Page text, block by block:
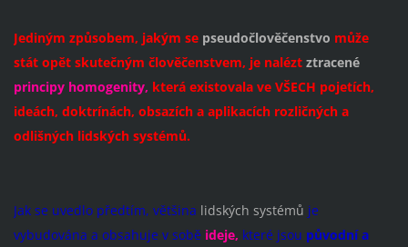
Jediným způsobem, jakým se pseudočlověčenstvo může
stát opět skutečným člověčenstvem, je nalézt ztracené
principy homogenity, která existovala ve VŠECH pojetích,
ideách, doktrínách, obsazích a aplikacích rozličných a
odlišných lidských systémů.
Jak se uvedlo předtím, většina lidských systémů je
vybudována a obsahuje v sobě ideje, které jsou původní a